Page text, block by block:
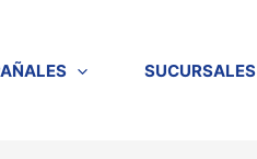
SUCURSALES